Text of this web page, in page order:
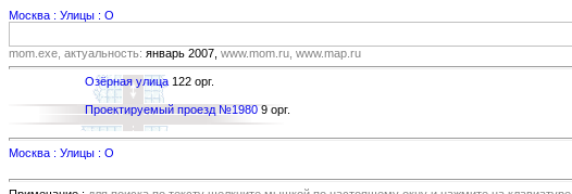
Москва : Улицы : О
mom.exe, актуальность: январь 2007, www.mom.ru, www.map.ru
Озёрная улица 122 орг.
Проектируемый проезд №1980 9 орг.
Москва : Улицы : О